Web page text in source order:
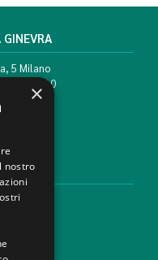
5 Milano
02 784510
×
nostro